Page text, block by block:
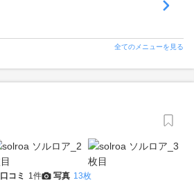
全てのメニューを見る
口コミ 1件 写真 13枚